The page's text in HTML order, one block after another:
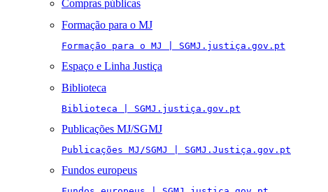
Compras públicas
Formação para o MJ
Formação para o MJ | SGMJ.justiça.gov.pt
Espaço e Linha Justiça
Biblioteca
Biblioteca | SGMJ.justiça.gov.pt
Publicações MJ/SGMJ
Publicações MJ/SGMJ | SGMJ.Justiça.gov.pt
Fundos europeus